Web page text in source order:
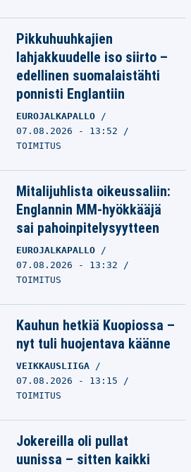
Pikkuhuuhkajien
lahjakkuudelle iso siirto –
edellinen suomalaistähti
ponnisti Englantiin
EUROJALKAPALLO
07.08.2026 - 13:52
TOIMITUS
Mitalijuhlista oikeussaliin:
Englannin MM-hyökkääjä
sai pahoinpitelysyytteen
EUROJALKAPALLO
07.08.2026 - 13:32
TOIMITUS
Kauhun hetkiä Kuopiossa –
nyt tuli huojentava käänne
VEIKKAUSLIIGA
07.08.2026 - 13:15
TOIMITUS
Jokereilla oli pullat
uunissa – sitten kaikki